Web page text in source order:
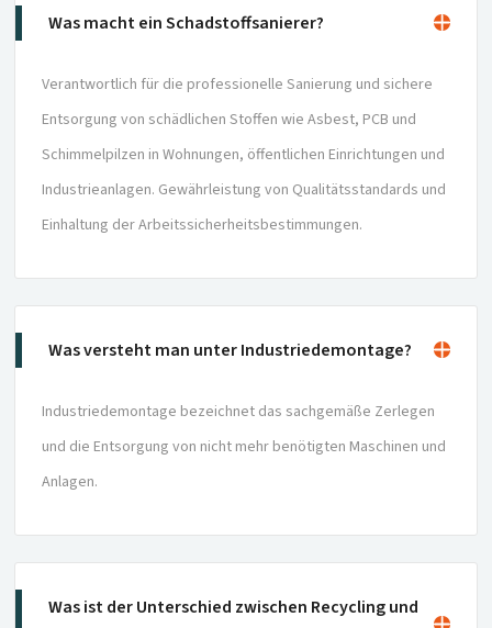
Was macht ein Schadstoffsanierer?
Verantwortlich für die professionelle Sanierung und sichere
Entsorgung von schädlichen Stoffen wie Asbest, PCB und
Schimmelpilzen in Wohnungen, öffentlichen Einrichtungen und
Industrieanlagen. Gewährleistung von Qualitätsstandards und
Einhaltung der Arbeitssicherheitsbestimmungen.
Was versteht man unter Industriedemontage?
Industriedemontage bezeichnet das sachgemäße Zerlegen
und die Entsorgung von nicht mehr benötigten Maschinen und
Anlagen.
Was ist der Unterschied zwischen Recycling und